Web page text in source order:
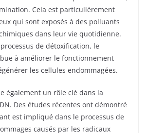
Cela est particulièrement
qui sont exposés à des polluants
dans leur vie quotidienne.
de détoxification, le
à améliorer le fonctionnement
les cellules endommagées.
également un rôle clé dans la
Des études récentes ont démontré
est impliqué dans le processus de
causés par les radicaux